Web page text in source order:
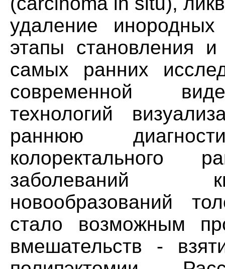
удаление
этапы становления и
самых ранних
современной
технологий
раннюю
колоректального
заболеваний
новообразований
стало возможным
вмешательств -